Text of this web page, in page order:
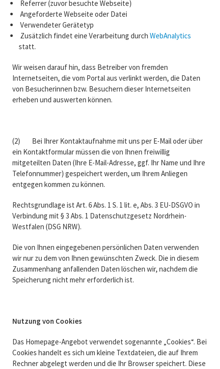
Referrer (zuvor besuchte Webseite)
Angeforderte Webseite oder Datei
Verwendeter Gerätetyp
Zusätzlich findet eine Verarbeitung durchWebAnalytics
statt.
Wir weisen darauf hin, dass Betreiber von fremden
Internetseiten, die vom Portal aus verlinkt werden, die Daten
von Besucherinnen bzw. Besuchern dieser Internetseiten
erheben und auswerten können.
(2) Bei Ihrer Kontaktaufnahme mit uns per E-Mail oder über
ein Kontaktformular müssen die von Ihnen freiwillig
mitgeteilten Daten (Ihre E-Mail-Adresse, ggf. Ihr Name und Ihre
Telefonnummer) gespeichert werden, um Ihrem Anliegen
entgegen kommen zu können.
Rechtsgrundlage ist Art. 6 Abs. 1 S. 1 lit. e, Abs. 3 EU-DSGVO in
Verbindung mit § 3 Abs. 1 Datenschutzgesetz Nordrhein-
Westfalen (DSG NRW).
Die von Ihnen eingegebenen persönlichen Daten verwenden
wir nur zu dem von Ihnen gewünschten Zweck. Die in diesem
Zusammenhang anfallenden Daten löschen wir, nachdem die
Speicherung nicht mehr erforderlich ist.
Nutzung von Cookies
Das Homepage-Angebot verwendet sogenannte „Cookies“. Bei
Cookies handelt es sich um kleine Textdateien, die auf Ihrem
Rechner abgelegt werden und die Ihr Browser speichert. Diese